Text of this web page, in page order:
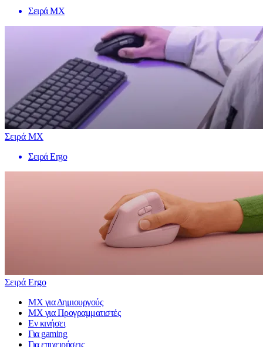
Σειρά MX
Σειρά MX
Σειρά Ergo
Σειρά Ergo
MX για Δημιουργούς
MX για Προγραμματιστές
Εν κινήσει
Για gaming
Για επιχειρήσεις